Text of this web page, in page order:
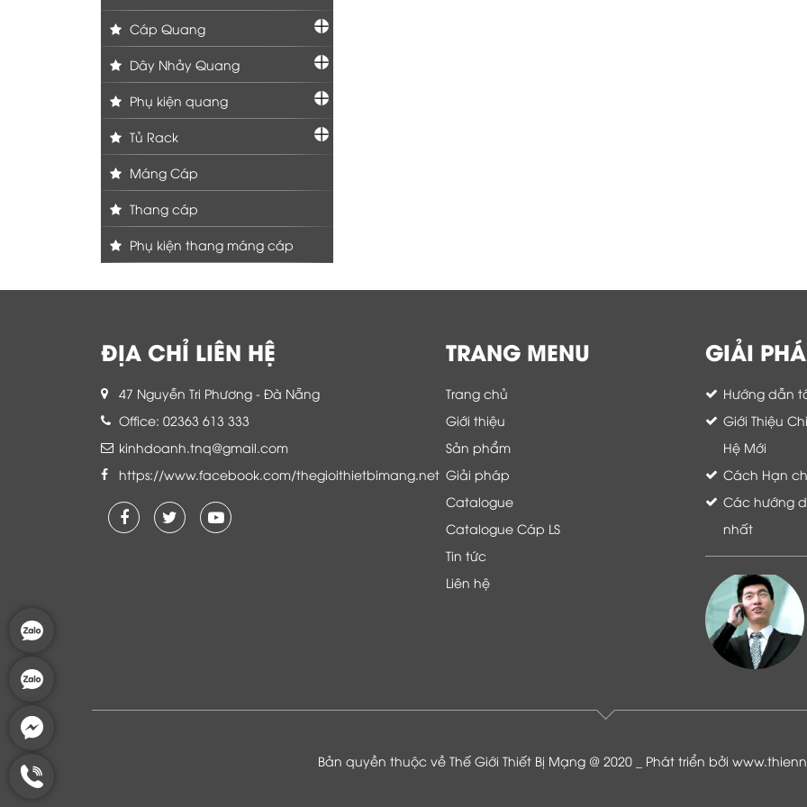
Cáp Quang
Dây Nhảy Quang
Phụ kiện quang
Tủ Rack
Máng Cáp
Thang cáp
Phụ kiện thang máng cáp
ĐỊA CHỈ LIÊN HỆ
47 Nguyễn Tri Phương - Đà Nẵng
Office: 02363 613 333
kinhdoanh.tnq@gmail.com
https://www.facebook.com/thegioithietbimang.net
TRANG MENU
Trang chủ
Giới thiệu
Sản phẩm
Giải pháp
Catalogue
Catalogue Cáp LS
Tin tức
Liên hệ
GIẢI
Hướng dẫn
Giới Thiệu
Hệ Mới
Cách Hạn
Các hướng
nhất
tâm và tin tưởng đội ngũ kỹ thuật, chăm
sóc khách hàng luôn hỗ trợ khách hàng
Là khách hàng đang sử dụng dịch vụ của
Bản quyền thuộc về Thế Giới Thiết Bị Mạng @ 2020 _ Phát triển bởi